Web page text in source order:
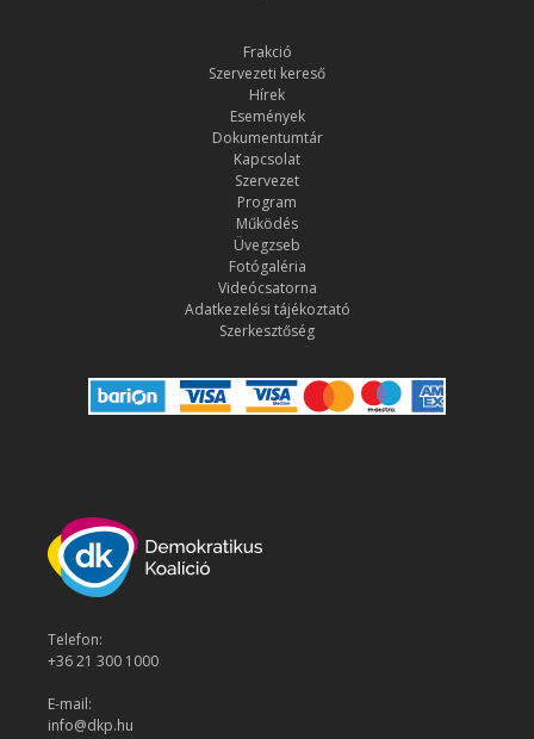
Frakció
Szervezeti kereső
Hírek
Események
Dokumentumtár
Kapcsolat
Szervezet
Program
Működés
Üvegzseb
Fotógaléria
Videócsatorna
Adatkezelési tájékoztató
Szerkesztőség
Telefon:
+36 21 300 1000
E-mail:
info@dkp.hu